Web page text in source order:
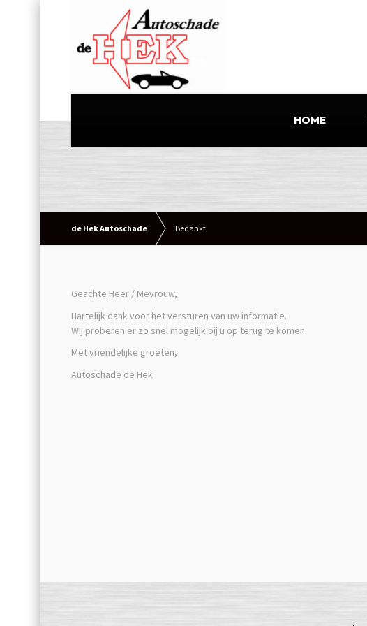
HOME
de Hek Autoschade Bedankt
Geachte Heer / Mevrouw,
Hartelijk dank voor het versturen van uw informatie.
Wij proberen er zo snel mogelijk bij u op terug te komen.
Met vriendelijke groeten,
Autoschade de Hek